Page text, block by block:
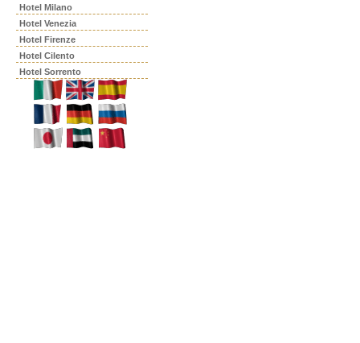
Hotel Milano
Hotel Venezia
Hotel Firenze
Hotel Cilento
Hotel Sorrento